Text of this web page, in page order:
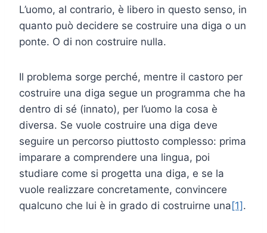
L’uomo, al contrario, è libero in questo senso, in
quanto può decidere se costruire una diga o un
ponte. O di non costruire nulla.
Il problema sorge perché, mentre il castoro per
costruire una diga segue un programma che ha
dentro di sé (innato), per l’uomo la cosa è
diversa. Se vuole costruire una diga deve
seguire un percorso piuttosto complesso: prima
imparare a comprendere una lingua, poi
studiare come si progetta una diga, e se la
vuole realizzare concretamente, convincere
qualcuno che lui è in grado di costruirne una[1].